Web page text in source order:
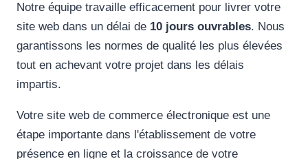
Notre équipe travaille efficacement pour livrer votre
site web dans un délai de 10 jours ouvrables. Nous
garantissons les normes de qualité les plus élevées
tout en achevant votre projet dans les délais
impartis.
Votre site web de commerce électronique est une
étape importante dans l'établissement de votre
présence en ligne et la croissance de votre